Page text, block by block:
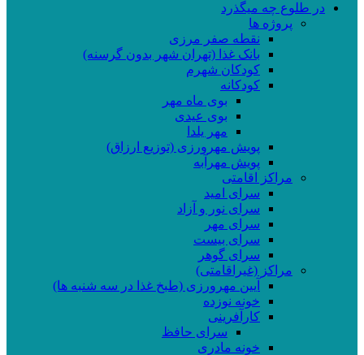
در طلوع چه میگذرد
پروژه ها
نقطه صفر مرزی
بانک غذا (تهران شهر بدون گرسنه)
کودکان شهرم
کودکانه
بوی ماه مهر
بوی عیدی
مهر یلدا
پویش مهرورزی (توزیع ارزاق)
پویش مهرآبه
مراکز اقامتی
سرای امید
سرای نور و آزاد
سرای مهر
سرای بیست
سرای گوهر
مراکز (غیراقامتی)
آیین مهرورزی (طبخ غذا در سه شنبه ها)
خونه نوزده
کارآفرینی
سرای حافظ
خونه مادری